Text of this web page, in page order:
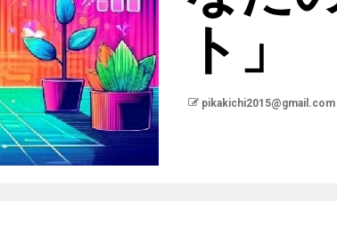
ト」
pikakichi2015@gmail.com